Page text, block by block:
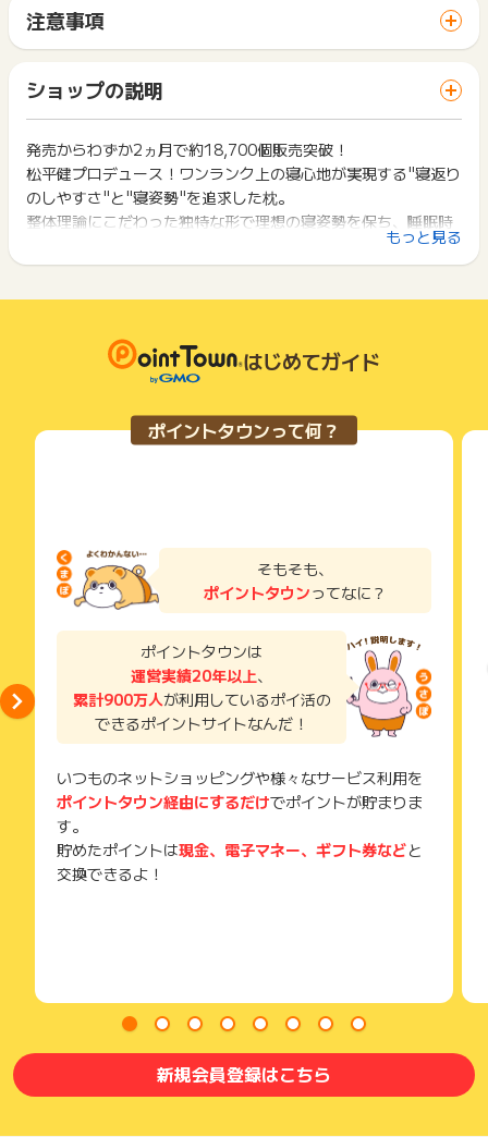
・商品受領の延期や受取拒否
※ポイントに関するお問い合わせは、ポイントタウンのサポート
までお問い合わせください。ポイントについて、広告主に直接
お問い合わせをした場合、ポイント獲得対象外となる場合がご
ざいます。
サイトに移動してからお申し込みやお買い物が完了するまでの
間に、同じブラウザ（※）で他のサイトに移動した場合はポイン
ト獲得ができません。
「 ショッピングでポイントGET 」ボタンを押した時とサービ
ス・お買い物利用時で、デバイス・ブラウザが異なる場合はポ
イント獲得ができません。
2回以上同じお買い物・サービスをご利用される場合は、毎回
ポイントタウンに戻り、「 ショッピングでポイントGET 」ボ
タンを押してからご利用ください。
下記の事項に該当する場合、広告主側で対象外とみなし、「獲
い物を複数回ご利用された場合
て一度でも同サービス・お買い物を利用されたことがある場合
ご利用前には、Cookieの削除をおこなっていただくことを推奨
サービス・お買い物利用時にお電話など2つ以上の申し込み方
法がある場合、必ずサイト上のWEBフォームからお申し込みく
了などのメールは、ポイント獲得するまで必ず保管してくださ
獲得待ち・獲得失敗の状態でお問い合わせされる際に、該当の
メールを送っていただく場合がございます。
そのため、紛失・破棄された場合は対応いたしかねますので、
ご注意ください。
(※) SafariやChromeなどwebサイトを表示するアプリのこと
注意事項
一部のサービスにつきましては、1商品につき10円単位の金額
は切り捨てとなります。
ポイント獲得が1ポイント未満のものは切り捨てとなり、ポイ
ント履歴には記載されません。
原則として広告主側のポイント等を利用して支払われた金額分
につきましては、ポイントタウンのポイント獲得の対象には含
まれません。
広告主が運営しているサービスの都合もしくは会員様の都合で
商品の交換や一部でもキャンセルされた場合、ポイントが無効
になる可能性もございます。
条件を達成しているかどうかは各広告主ではなく、代理店が行
っているため、広告主はポイントに関する詳細を把握しており
そのため、ポイントタウンのポイントに関するお問い合わせを
広告主様に直接行わないようお願いいたします。
ショップの説明
発売からわずか2ヵ月で約18,700個販売突破！
松平健プロデュース！ワンランク上の寝心地が実現する"寝返り
のしやすさ"と"寝姿勢"を追求した枕。
整体理論にこだわった独特な形で理想の寝姿勢を保ち、睡眠時
・猫背・巻き肩対策
一般的な枕は枕に肩が乗らないため、
横向きに寝ると肩が丸まってしまい肩まわりの筋肉がこわばっ
てしまいます。
健眠枕は寝ているときも身体をまっすぐ保つので快適な睡眠を
支えてくれます。
胸が開きやすくなるので寝苦しさが軽減される事が期待できま
・スムーズな寝返りをサポート
枕の中央と両サイドを高くしたことで、スムーズな寝返りをサ
ポートします。
もっと見る
はじめてガイド
ポイントタウンって何？
そもそも、
ポイントタウンってなに？
ポイントタウンは
運営実績20年以上、
累計900万人が利用しているポイ活の
できるポイントサイトなんだ！
いつものネットショッピングや様々なサービス利用を
ポイントタウン経由にするだけでポイントが貯まりま
す。
貯めたポイントは現金、電子マネー、ギフト券などと
交換できるよ！
新規会員登録はこちら